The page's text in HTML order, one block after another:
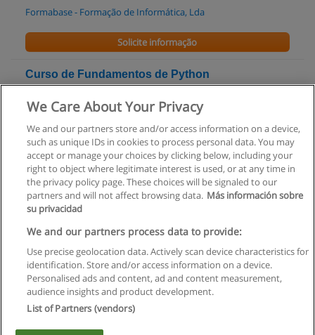
Formabase - Formação de Informática, Lda
Solicite informação
Curso de Fundamentos de Python
Trabalhadores de Escritório, Comércio, Serviços e Novas
Solicite informação
Regras de uso
Privacidade de dados
Entrar em contato com Educaedu
Copyright © Educaedu Business S.L. - CIF : B-95610580: -
We Care About Your Privacy
We and our partners store and/or access information on a device,
such as unique IDs in cookies to process personal data. You may
accept or manage your choices by clicking below, including your
right to object where legitimate interest is used, or at any time in
the privacy policy page. These choices will be signaled to our
partners and will not affect browsing data. Más información sobre
su privacidad
We and our partners process data to provide:
Use precise geolocation data. Actively scan device characteristics for
identification. Store and/or access information on a device.
Personalised ads and content, ad and content measurement,
audience insights and product development.
List of Partners (vendors)